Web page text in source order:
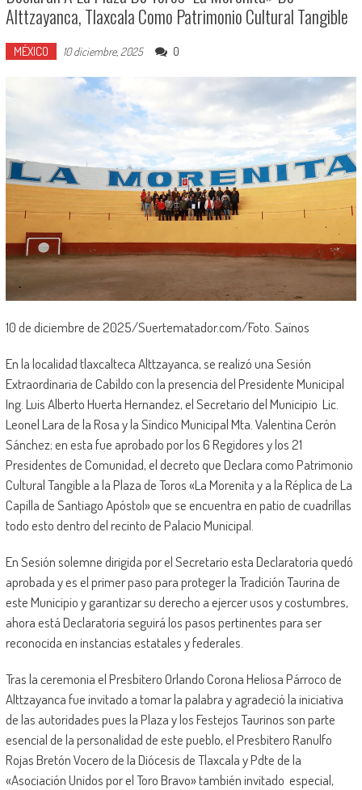
Alttzayanca, Tlaxcala Como Patrimonio Cultural Tangible
MÉXICO 10 diciembre, 2025 0
10 de diciembre de 2025/Suertematador.com/Foto. Saínos
En la localidad tlaxcalteca Alttzayanca, se realizó una Sesión
Extraordinaria de Cabildo con la presencia del Presidente Municipal
Ing. Luis Alberto Huerta Hernandez, el Secretario del Municipio Lic.
Leonel Lara de la Rosa y la Síndico Municipal Mta. Valentina Cerón
Sánchez; en esta fue aprobado por los 6 Regidores y los 21
Presidentes de Comunidad, el decreto que Declara como Patrimonio
Cultural Tangible a la Plaza de Toros «La Morenita y a la Réplica de La
Capilla de Santiago Apóstol» que se encuentra en patio de cuadrillas
todo esto dentro del recinto de Palacio Municipal.
En Sesión solemne dirigida por el Secretario esta Declaratoria quedó
aprobada y es el primer paso para proteger la Tradición Taurina de
este Municipio y garantizar su derecho a ejercer usos y costumbres,
ahora está Declaratoria seguirá los pasos pertinentes para ser
reconocida en instancias estatales y federales.
Tras la ceremonia el Presbítero Orlando Corona Heliosa Párroco de
Alttzayanca fue invitado a tomar la palabra y agradeció la iniciativa
de las autoridades pues la Plaza y los Festejos Taurinos son parte
esencial de la personalidad de este pueblo, el Presbitero Ranulfo
Rojas Bretón Vocero de la Diócesis de Tlaxcala y Pdte de la
«Asociación Unidos por el Toro Bravo» también invitado especial,